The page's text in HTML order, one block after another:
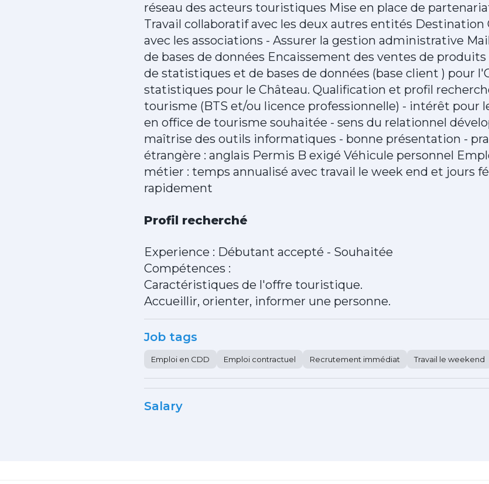
réseau des acteurs touristiques Mise en place de
Travail collaboratif avec les deux autres entités Destination
avec les associations - Assurer la gestion administrative
de bases de données Encaissement des ventes de
de statistiques et de bases de données (base client ) pour
statistiques pour le Château. Qualification et profil
tourisme (BTS et/ou licence professionnelle) - intérêt pour
en office de tourisme souhaitée - sens du relationnel
maîtrise des outils informatiques - bonne présentation -
étrangère : anglais Permis B exigé Véhicule personnel
métier : temps annualisé avec travail le week end et jours
rapidement
Profil recherché
Experience : Débutant accepté - Souhaitée
Compétences :
Caractéristiques de l'offre touristique.
Accueillir, orienter, informer une personne.
Job tags
Emploi en CDD Emploi contractuel Recrutement immédiat Travail le weekend
Salary